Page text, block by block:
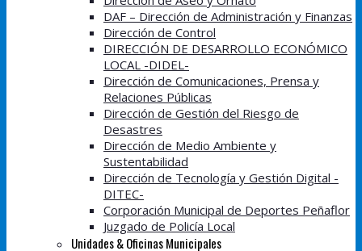
DAF – Dirección de Administración y Finanzas
Dirección de Control
DIRECCIÓN DE DESARROLLO ECONÓMICO
LOCAL -DIDEL-
Dirección de Comunicaciones, Prensa y
Relaciones Públicas
Dirección de Gestión del Riesgo de
Desastres
Dirección de Medio Ambiente y
Sustentabilidad
Dirección de Tecnología y Gestión Digital -
DITEC-
Corporación Municipal de Deportes Peñaflor
Juzgado de Policía Local
Unidades & Oficinas Municipales